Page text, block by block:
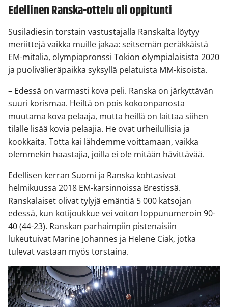
Edellinen Ranska-ottelu oli oppitunti
Susiladiesin torstain vastustajalla Ranskalta löytyy
meriittejä vaikka muille jakaa: seitsemän peräkkäistä
EM-mitalia, olympiapronssi Tokion olympialaisista 2020
ja puolivälieräpaikka syksyllä pelatuista MM-kisoista.
– Edessä on varmasti kova peli. Ranska on järkyttävän
suuri korismaa. Heiltä on pois kokoonpanosta
muutama kova pelaaja, mutta heillä on laittaa siihen
tilalle lisää kovia pelaajia. He ovat urheilullisia ja
kookkaita. Totta kai lähdemme voittamaan, vaikka
olemmekin haastajia, joilla ei ole mitään hävittävää.
Edellisen kerran Suomi ja Ranska kohtasivat
helmikuussa 2018 EM-karsinnoissa Brestissä.
Ranskalaiset olivat tylyjä emäntiä 5 000 katsojan
edessä, kun kotijoukkue vei voiton loppunumeroin 90-
40 (44-23). Ranskan parhaimpiin pistenaisiin
lukeutuivat Marine Johannes ja Helene Ciak, jotka
tulevat vastaan myös torstaina.